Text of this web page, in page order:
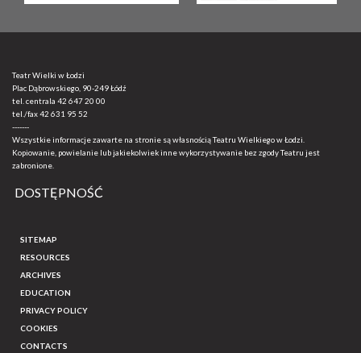
Teatr Wielki w Łodzi
Plac Dąbrowskiego, 90-249 Łódź
tel. centrala 42 647 20 00
tel./fax42 631 95 52
-------
Wszystkie informacje zawarte na stronie są własnością Teatru Wielkiego w Łodzi.
Kopiowanie, powielanie lub jakiekolwiek inne wykorzystywanie bez zgody Teatru jest
zabronione.
DOSTĘPNOŚĆ
SITEMAP
RESOURCES
ARCHIVES
EDUCATION
PRIVACY POLICY
COOKIES
CONTACTS